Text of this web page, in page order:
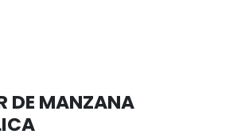
DE MANZANA